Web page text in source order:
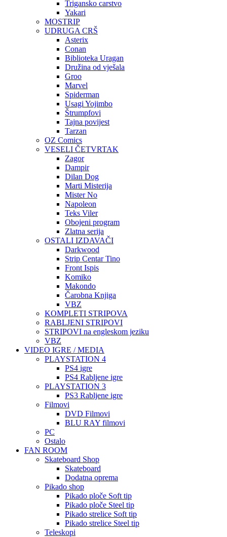
Trigansko carstvo
Yakari
MOSTRIP
UDRUGA CRŠ
Asterix
Conan
Biblioteka Uragan
Družina od vješala
Groo
Marvel
Spiderman
Usagi Yojimbo
Štrumpfovi
Tajna povijest
Tarzan
OZ Comics
VESELI ČETVRTAK
Zagor
Dampir
Dilan Dog
Marti Misterija
Mister No
Napoleon
Teks Viler
Obojeni program
Zlatna serija
OSTALI IZDAVAČI
Darkwood
Strip Centar Tino
Front Ispis
Komiko
Makondo
Čarobna Knjiga
VBZ
KOMPLETI STRIPOVA
RABLJENI STRIPOVI
STRIPOVI na engleskom jeziku
VBZ
VIDEO IGRE / MEDIA
PLAYSTATION 4
PS4 igre
PS4 Rabljene igre
PLAYSTATION 3
PS3 Rabljene igre
Filmovi
DVD Filmovi
BLU RAY filmovi
PC
Ostalo
FAN ROOM
Skateboard Shop
Skateboard
Dodatna oprema
Pikado shop
Pikado ploče Soft tip
Pikado ploče Steel tip
Pikado strelice Soft tip
Pikado strelice Steel tip
Teleskopi